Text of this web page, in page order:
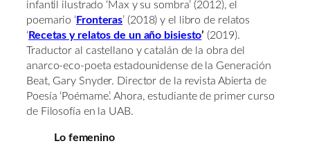
infantil ilustrado ‘Max y su sombra’ (2012), el
poemario ‘ Fronteras’ (2018) y el libro de relatos
‘ Recetas y relatos de un año bisiesto’ (2019).
Traductor al castellano y catalán de la obra del
anarco-eco-poeta estadounidense de la Generación
Beat, Gary Snyder. Director de la revista Abierta de
Poesía ‘Poémame’. Ahora, estudiante de primer curso
de Filosofía en la UAB.
Lo femenino